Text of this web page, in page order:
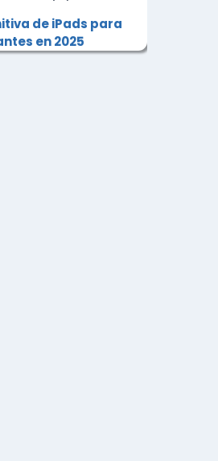
de iPads para
en 2025